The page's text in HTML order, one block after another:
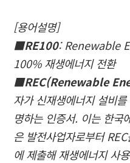
[용어설명]
■RE100: Renewable
100% 재생에너지 전환
■REC(Renewable
자가 신재생에너지 설비
명하는 인증서. 이는 한국
은 발전사업자로부터
에 제출해 재생에너지 사